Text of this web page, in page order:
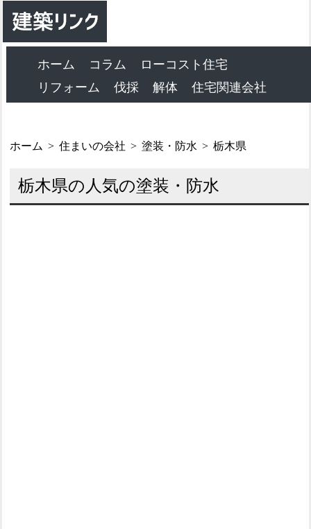
ホーム コラム
ローコスト住宅
リフォーム
伐採 解体 住宅関連会社
ホーム 住まいの会社 塗装・防水 栃木県
栃木県の人気の塗装・防水